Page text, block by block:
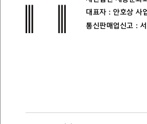
대표자 : 안호상 사
통신판매업신고 :